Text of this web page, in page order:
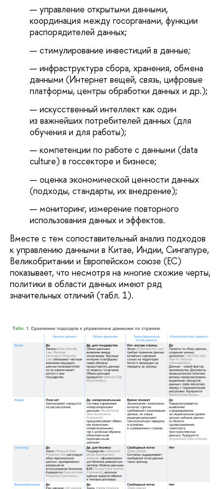
управление открытыми данными,
координация между госорганами, функции
распорядителей данных;
стимулирование инвестиций в данные;
инфраструктура сбора, хранения, обмена
данными (Интернет вещей, связь, цифровые
платформы, центры обработки данных и др.);
искусственный интеллект как один
из важнейших потребителей данных (для
обучения и для работы);
компетенции по работе с данными (data
culture) в госсекторе и бизнесе;
оценка экономической ценности данных
(подходы, стандарты, их внедрение);
мониторинг, измерение повторного
использования данных и эффектов.
Вместе с тем сопоставительный анализ подходов
к управлению данными в Китае, Индии, Сингапуре,
Великобритании и Европейском союзе (ЕС)
показывает, что несмотря на многие схожие черты,
политики в области данных имеют ряд
значительных отличий (табл. 1).